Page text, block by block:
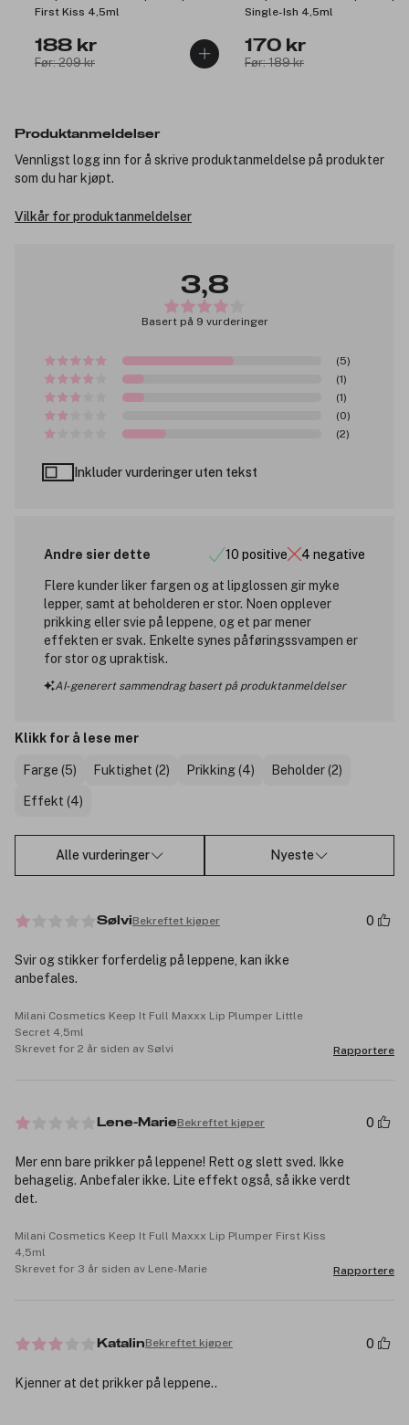
First Kiss 4,5ml
188 kr
Før: 209 kr
Single-Ish 4,5ml
170 kr
Før: 189 kr
Produktanmeldelser
Vennligst logg inn for å skrive produktanmeldelse på produkter
som du har kjøpt.
Vilkår for produktanmeldelser
3,8
Basert på 9 vurderinger
(5)
(1)
(1)
(0)
(2)
Inkluder vurderinger uten tekst
Andre sier dette 10 positive 4 negative
Flere kunder liker fargen og at lipglossen gir myke
lepper, samt at beholderen er stor. Noen opplever
prikking eller svie på leppene, og et par mener
effekten er svak. Enkelte synes påføringssvampen er
for stor og upraktisk.
AI-generert sammendrag basert på produktanmeldelser
Klikk for å lese mer
Farge (5) Fuktighet (2) Prikking (4) Beholder (2)
Effekt (4)
Alle vurderinger Nyeste
SølviBekreftet kjøper 0
Svir og stikker forferdelig på leppene, kan ikke
anbefales.
Milani Cosmetics Keep It Full Maxxx Lip Plumper Little
Secret 4,5ml
Skrevet for 2 år siden av Sølvi
Rapportere
Lene-MarieBekreftet kjøper 0
Mer enn bare prikker på leppene! Rett og slett sved. Ikke
behagelig. Anbefaler ikke. Lite effekt også, så ikke verdt
det.
Milani Cosmetics Keep It Full Maxxx Lip Plumper First Kiss
4,5ml
Skrevet for 3 år siden av Lene-Marie
Rapportere
KatalinBekreftet kjøper 0
Kjenner at det prikker på leppene..